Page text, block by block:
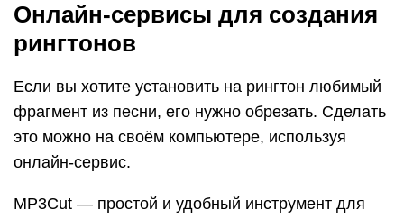
Онлайн-сервисы для создания
рингтонов
Если вы хотите установить на рингтон любимый
фрагмент из песни, его нужно обрезать. Сделать
это можно на своём компьютере, используя
онлайн-сервис.
MP3Cut — простой и удобный инструмент для